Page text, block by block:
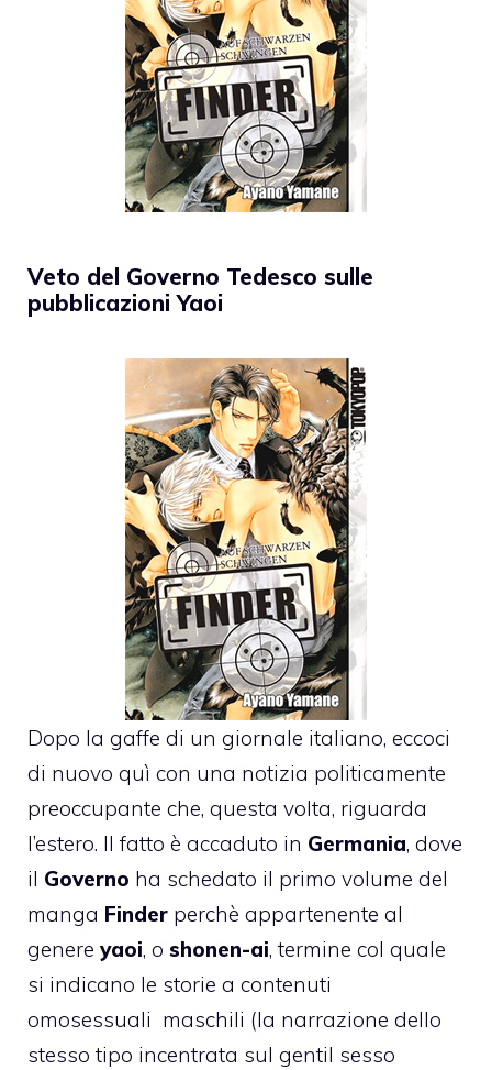
Veto del Governo Tedesco sulle
pubblicazioni Yaoi
Dopo la gaffe di un giornale italiano, eccoci
di nuovo quì con una notizia politicamente
preoccupante che, questa volta, riguarda
l’estero. Il fatto è accaduto in Germania, dove
il Governo ha schedato il primo volume del
manga Finder perchè appartenente al
genere yaoi, o shonen-ai, termine col quale
si indicano le storie a contenuti
omosessuali maschili (la narrazione dello
stesso tipo incentrata sul gentil sesso